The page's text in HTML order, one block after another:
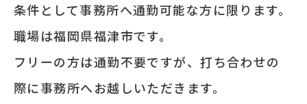
条件として事務所へ通勤可能な方に限ります。
職場は福岡県福津市です。
フリーの方は通勤不要ですが、打ち合わせの
際に事務所へお越しいただきます。